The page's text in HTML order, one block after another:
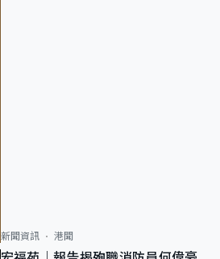
新聞資訊 港聞